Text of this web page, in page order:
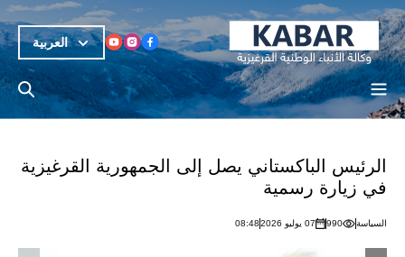
العربية
الرئيس الباكستاني يصل إلى الجمهورية القرغيزية
في زيارة رسمية
السياسة 990 07 يوليو 2026 08:48